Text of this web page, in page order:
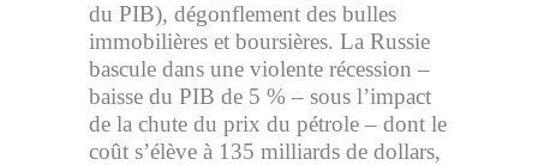
du PIB), dégonflement des bulles
immobilières et boursières. La Russie
bascule dans une violente récession –
baisse du PIB de 5 % – sous l’impact
de la chute du prix du pétrole – dont le
coût s’élève à 135 milliards de dollars,